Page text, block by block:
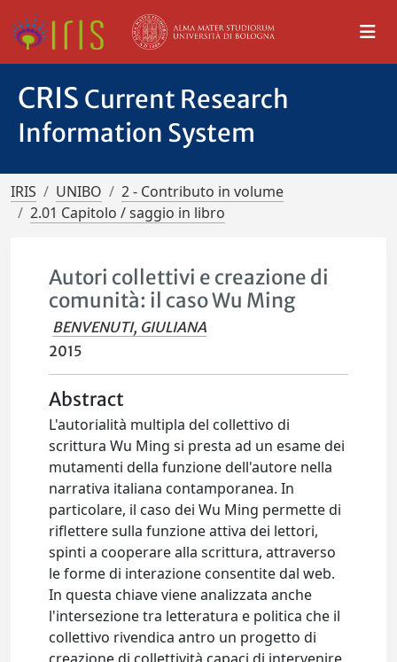
CRIS Current Research
Information System
IRIS UNIBO
2 - Contributo in volume
2.01 Capitolo / saggio in libro
Autori collettivi e creazione di
comunità: il caso Wu Ming
BENVENUTI, GIULIANA
2015
Abstract
L'autorialità multipla del collettivo di
scrittura Wu Ming si presta ad un esame dei
mutamenti della funzione dell'autore nella
narrativa italiana contamporanea. In
particolare, il caso dei Wu Ming permette di
riflettere sulla funzione attiva dei lettori,
spinti a cooperare alla scrittura, attraverso
le forme di interazione consentite dal web.
In questa chiave viene analizzata anche
l'intersezione tra letteratura e politica che il
collettivo rivendica antro un progetto di